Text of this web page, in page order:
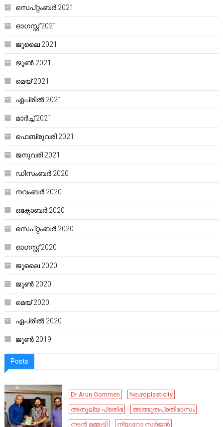
സെപ്റ്റംബർ 2021
ഓഗസ്റ്റ്‌ 2021
ജൂലൈ 2021
ജൂൺ 2021
മെയ്‌ 2021
ഏപ്രിൽ 2021
മാർച്ച്‌ 2021
ഫെബ്രുവരി 2021
ജനുവരി 2021
ഡിസംബർ 2020
നവംബർ 2020
ഒക്ടോബർ 2020
സെപ്റ്റംബർ 2020
ഓഗസ്റ്റ്‌ 2020
ജൂലൈ 2020
ജൂൺ 2020
മെയ്‌ 2020
ഏപ്രിൽ 2020
ജൂൺ 2019
Posts
Dr Arun Oommen
Neuroplasticity
അതുല്യ പ്രതിഭ
അത്ഭുതപ്രതിഭാസം
നടൻ മമ്മൂട്ടി
ന്യൂറോ സർജൻ